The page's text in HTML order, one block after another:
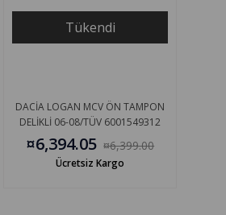
Tükendi
DACİA LOGAN MCV ÖN TAMPON
DELİKLİ 06-08/TÜV 6001549312
¤6,394.05 ¤6,399.00
Ücretsiz Kargo